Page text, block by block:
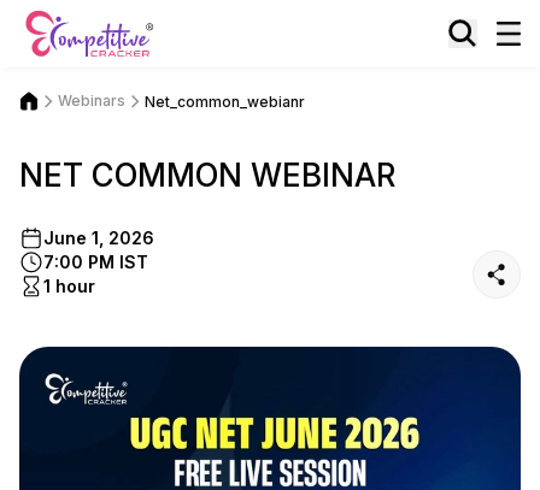
Webinars Net_common_webianr
NET COMMON WEBINAR
June 1, 2026
7:00 PM IST
1 hour